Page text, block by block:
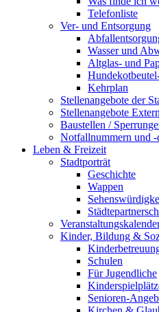
Telefonliste
Ver- und Entsorgung
Wasser und
Altglas- und
Kehrplan
Stellenangebote der
Stellenangebote
Baustellen /
Notfallnummern und -
Leben & Freizeit
Stadtporträt
Geschichte
Wappen
Kinder, Bildung &
Schulen
Für Jugendliche
Senioren-